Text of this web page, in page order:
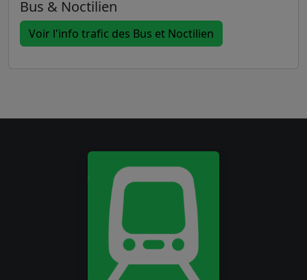
Bus & Noctilien
Voir l'info trafic des Bus et Noctilien